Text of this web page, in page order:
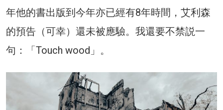
年他的書出版到今年亦已經有8年時間，艾利森
的預告（可幸）還未被應驗。我還要不禁説一
句：「Touch wood」。